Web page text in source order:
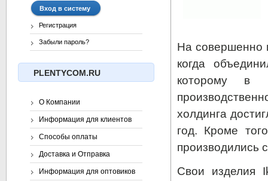
На совершенно
когда
которому в
холдинга
год. Кроме
производились
Свои изделия
Регистрация
Забыли пароль?
PLENTYCOM.RU
О Компании
Информация для клиентов
Способы оплаты
Доставка и Отправка
Информация для оптовиков